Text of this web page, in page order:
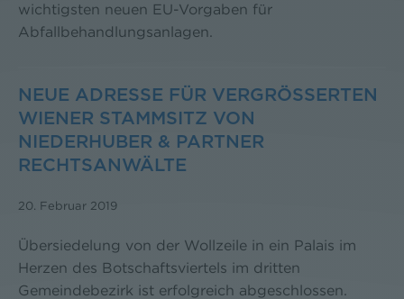
wichtigsten neuen EU-Vorgaben für
Abfallbehandlungsanlagen.
NEUE ADRESSE FÜR VERGRÖSSERTEN W
IENER STAMMSITZ VON N
IEDERHUBER & PARTNER R
ECHTSANWÄLTE
20. Februar 2019
Übersiedelung von der Wollzeile in ein Palais im
Herzen des Botschaftsviertels im dritten
Gemeindebezirk ist erfolgreich abgeschlossen.